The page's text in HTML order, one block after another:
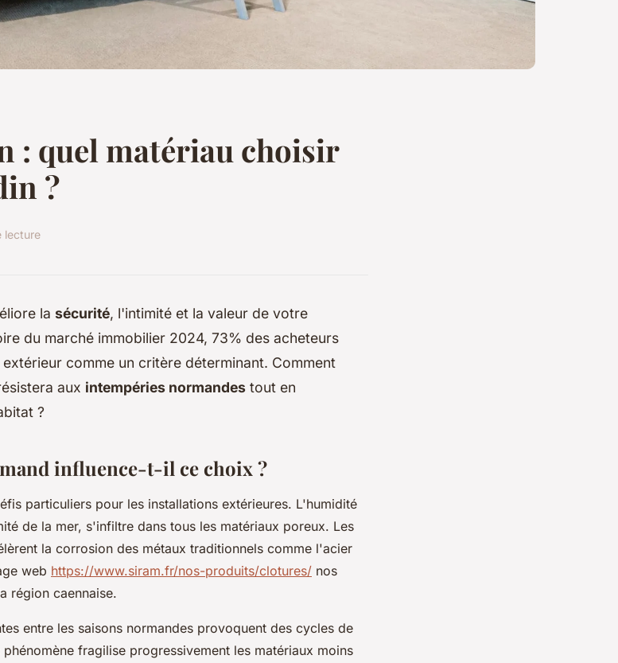
: quel matériau choisir
?
lecture
la sécurité, l'intimité et la valeur de votre
du marché immobilier 2024, 73% des acheteurs
comme un critère déterminant. Comment
aux intempéries normandes tout en
?
influence-t-il ce choix ?
particuliers pour les installations extérieures. L'humidité
de la mer, s'infiltre dans tous les matériaux poreux. Les
la corrosion des métaux traditionnels comme l'acier
web https://www.siram.fr/nos-produits/clotures/ nos
région caennaise.
entre les saisons normandes provoquent des cycles de
fragilise progressivement les matériaux moins